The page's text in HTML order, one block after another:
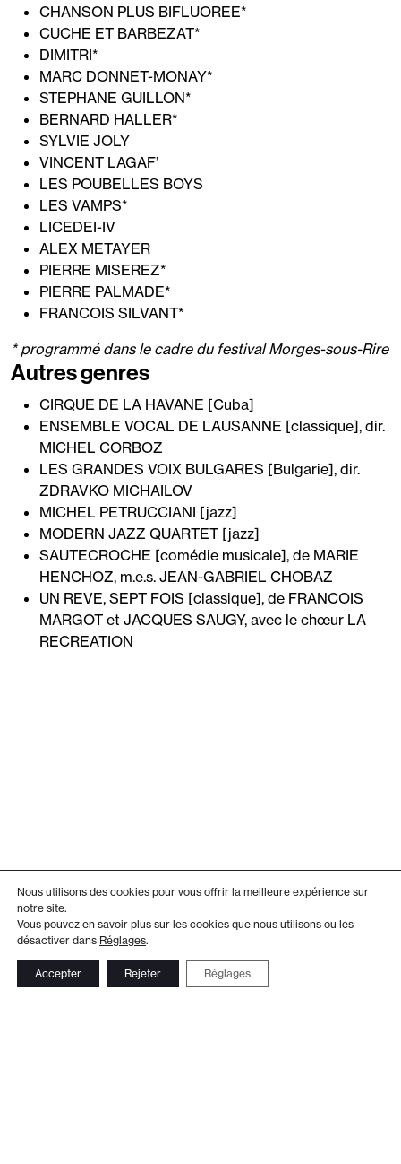
CHANSON PLUS BIFLUOREE*
CUCHE ET BARBEZAT*
DIMITRI*
MARC DONNET-MONAY*
STEPHANE GUILLON*
BERNARD HALLER*
SYLVIE JOLY
VINCENT LAGAF’
LES POUBELLES BOYS
LES VAMPS*
LICEDEI-IV
ALEX METAYER
PIERRE MISEREZ*
PIERRE PALMADE*
FRANCOIS SILVANT*
* programmé dans le cadre du festival Morges-sous-Rire
Autres genres
CIRQUE DE LA HAVANE [Cuba]
ENSEMBLE VOCAL DE LAUSANNE [classique], dir.
MICHEL CORBOZ
LES GRANDES VOIX BULGARES [Bulgarie], dir.
ZDRAVKO MICHAILOV
MICHEL PETRUCCIANI [jazz]
MODERN JAZZ QUARTET [jazz]
SAUTECROCHE [comédie musicale], de MARIE
HENCHOZ, m.e.s. JEAN-GABRIEL CHOBAZ
UN REVE, SEPT FOIS [classique], de FRANCOIS
MARGOT et JACQUES SAUGY, avec le chœur LA
RECREATION
Nous utilisons des cookies pour vous offrir la meilleure expérience sur
notre site.
Vous pouvez en savoir plus sur les cookies que nous utilisons ou les
désactiver dans Réglages.
Accepter Rejeter Réglages